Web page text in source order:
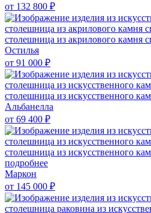
от 132 800 ₽
столешница из акрилового камня
Остилья
от 91 000 ₽
столешница из искусственного
Альбанелла
от 69 400 ₽
столешница из искусственного
подробнее
Маркон
от 145 000 ₽